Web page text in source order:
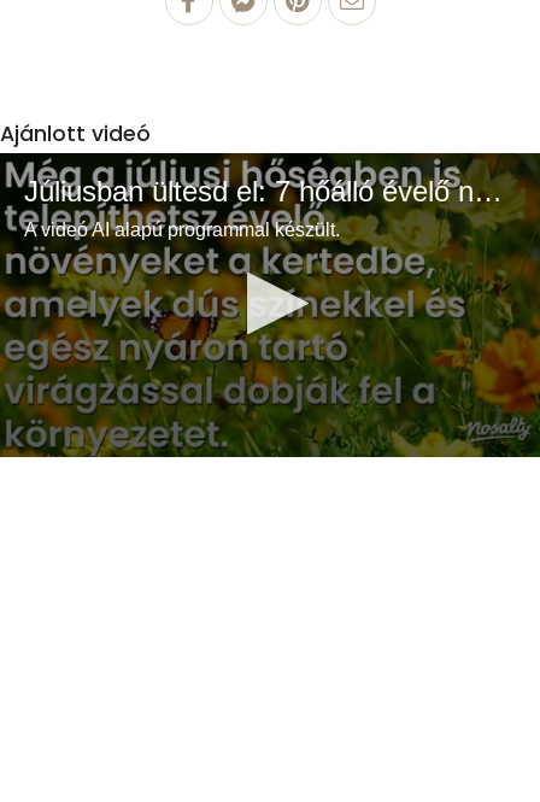
Ajánlott videó
Júliusban ültesd el: 7 hőálló évelő növény a színes és buja kertért
A videó AI alapú programmal készült.